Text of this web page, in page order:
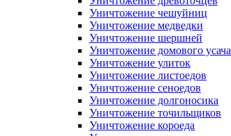
Уничтожение чешуйниц
Уничтожение медведки
Уничтожение шершней
Уничтожение домового усача
Уничтожение улиток
Уничтожение листоедов
Уничтожение сеноедов
Уничтожение долгоносика
Уничтожение точильщиков
Уничтожение короеда